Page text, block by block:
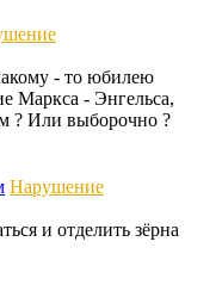
- то юбилею
Маркса - Энгельса,
? Или выборочно ?
Нарушение
и отделить зёрна